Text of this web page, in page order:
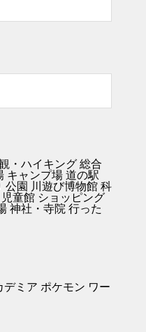
・ハイキング 総合
キャンプ場 道の駅
公園 川遊び博物館 科
児童館 ショッピング
神社・寺院 行った
デミア ポケモン ワー